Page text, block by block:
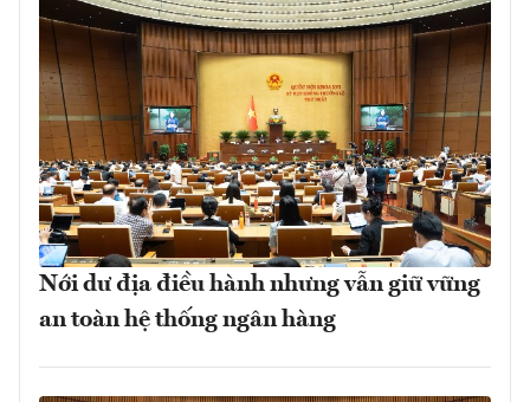
Nới dư địa điều hành nhưng vẫn giữ vững
an toàn hệ thống ngân hàng